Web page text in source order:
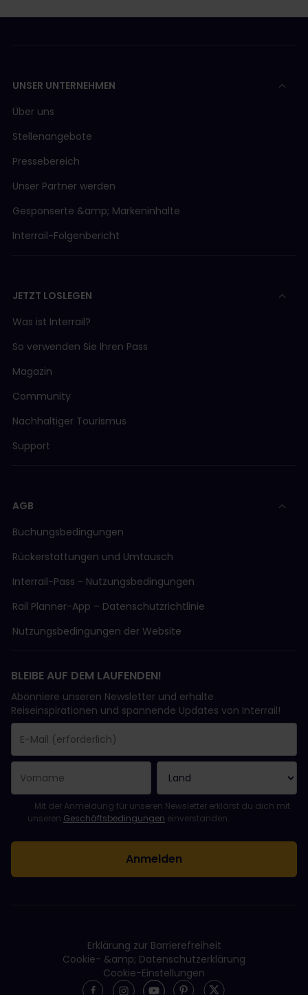
UNSER UNTERNEHMEN
Über uns
Stellenangebote
Pressebereich
Unser Partner werden
Gesponserte &amp; Markeninhalte
Interrail-Folgenbericht
JETZT LOSLEGEN
Was ist Interrail?
So verwenden Sie Ihren Pass
Magazin
Community
Nachhaltiger Tourismus
Support
AGB
Buchungsbedingungen
Rückerstattungen und Umtausch
Interrail-Pass - Nutzungsbedingungen
Rail Planner-App – Datenschutzrichtlinie
Nutzungsbedingungen der Website
BLEIBE AUF DEM LAUFENDEN!
Abonniere unseren Newsletter und erhalte
Reiseinspirationen und spannende Updates von Interrail!
Sie haben sich erfolgreich angemeldet.
Das Feld „E-Mail-Adresse“ ist ein Pflichtfeld!
Diese E-Mail-Adresse ist ungültig!
Beim Abonnieren des Newsletters ist ein Fehler aufgetreten.
Du hast diesen Newsletter bereits abonniert!
Bitte stimme den Allgemeinen Geschäftsbedingungen zu, um
Mit der Anmeldung für unseren Newsletter erklärst du dich mit
unseren Geschäftsbedingungen einverstanden.
Erklärung zur Barrierefreiheit
Cookie- &amp; Datenschutzerklärung
Cookie-Einstellungen